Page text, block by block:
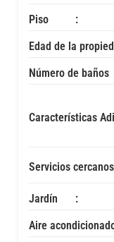
Piso
Edad de la
Número de baños
Características
Servicios cercanos
Jardín
Aire